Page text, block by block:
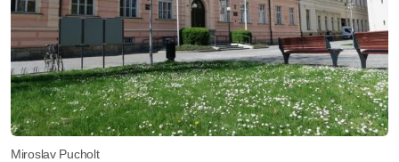
Miroslav Pucholt